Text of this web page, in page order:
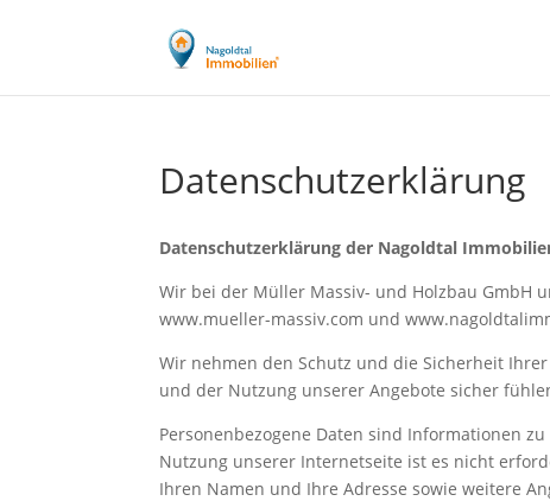
Datenschutzerklärung
Datenschutzerklärung der Nagoldtal
Wir bei der Müller Massiv- und Holzbau GmbH
www.mueller-massiv.com und
Wir nehmen den Schutz und die Sicherheit
und der Nutzung unserer Angebote sicher
Personenbezogene Daten sind Informationen
Nutzung unserer Internetseite ist es nicht
Ihren Namen und Ihre Adresse sowie weitere